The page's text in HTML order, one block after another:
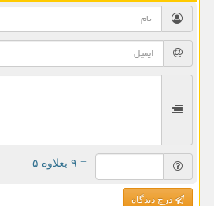
= ۹ بعلاوه ۵
درج دیدگاه